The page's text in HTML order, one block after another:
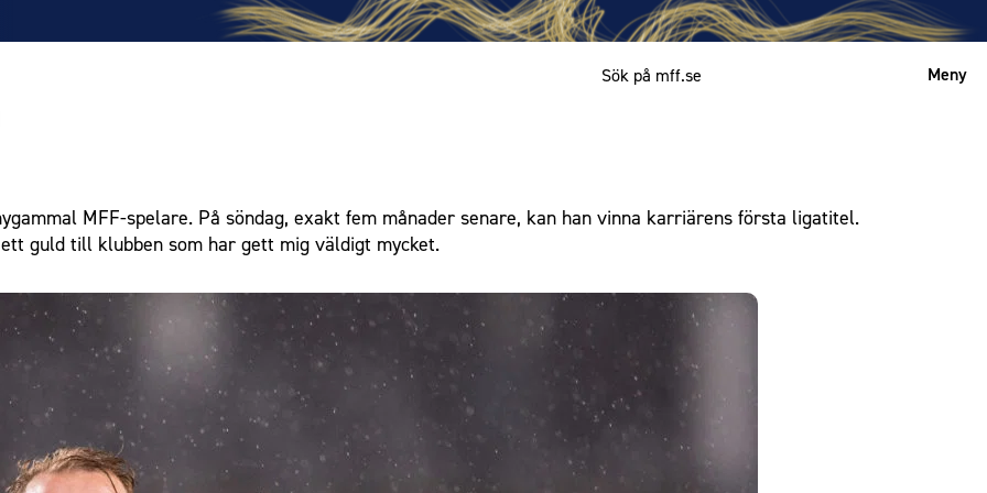
Meny
MFF-spelare. På söndag, exakt fem månader senare, kan han vinna karriärens första ligatitel.
guld till klubben som har gett mig väldigt mycket.